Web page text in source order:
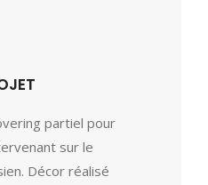
partiel pour
sur le
Décor réalisé